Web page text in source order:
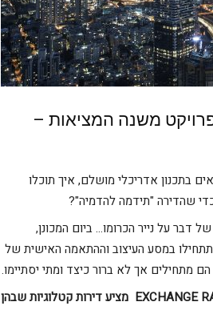
משנה המציאות –
בתכנון אדריכלי מושלם, איך תוכלו
שהדירה "תידמה להדמיה"?
דבר על נייר הכרומו… ביום המכונן,
במסע העיצוב וההתאמה האישית של
מתחילים אך לא ברור כיצד ומתי יסתיימו.
EXCHANGE מציע דירות קטלוגיות שבהן